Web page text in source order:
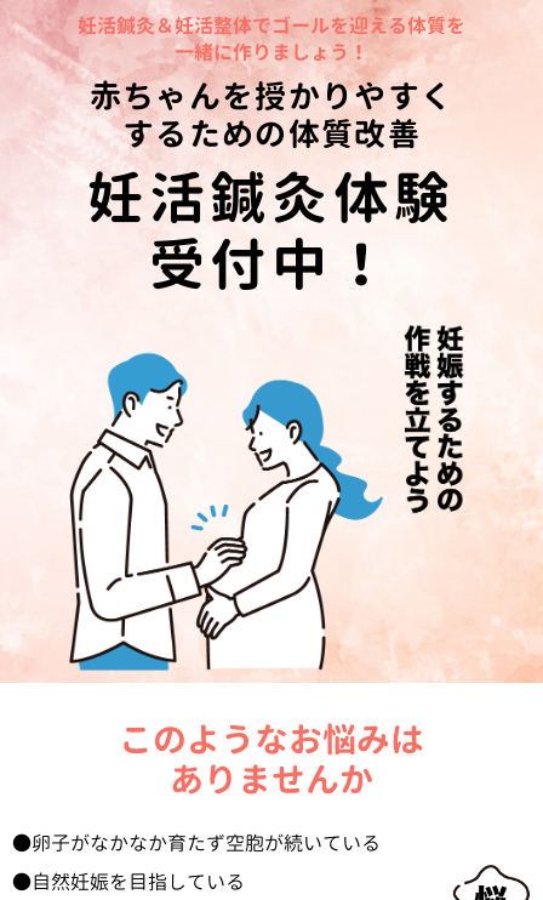
妊活鍼灸＆妊活整体でゴールを迎える体質を
一緒に作りましょう！
赤ちゃんを授かりやすく
するための体質改善
妊活鍼灸体験
受付中！
このようなお悩みは
ありませんか
卵子がなかなか育たず空胞が続いている
自然妊娠を目指している